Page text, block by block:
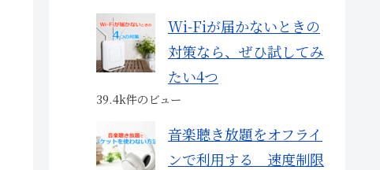
Wi-Fiが届かないときの
対策なら、ぜひ試してみ
たい4つ
39.4k件のビュー
音楽聴き放題をオフライ
ンで利用する 速度制限